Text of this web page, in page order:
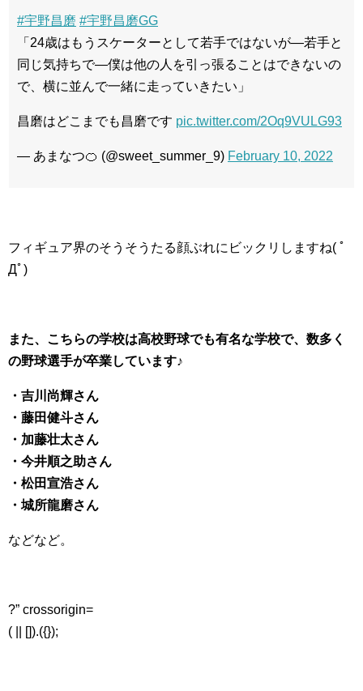
#宇野昌磨 #宇野昌磨GG
「24歳はもうスケーターとして若手ではないが—若手と
同じ気持ちで—僕は他の人を引っ張ることはできないの
で、横に並んで一緒に走っていきたい」
昌磨はどこまでも昌磨です pic.twitter.com/2Oq9VULG93
— あまなつ🍊 (@sweet_summer_9) February 10, 2022
フィギュア界のそうそうたる顔ぶれにビックリしますね( ﾟ
Дﾟ)
また、こちらの学校は高校野球でも有名な学校で、数多く
の野球選手が卒業しています♪
・吉川尚輝さん
・藤田健斗さん
・加藤壮太さん
・今井順之助さん
・ 松田宣浩さん
・城所龍磨さん
などなど。
?” crossorigin=
( || []).({});